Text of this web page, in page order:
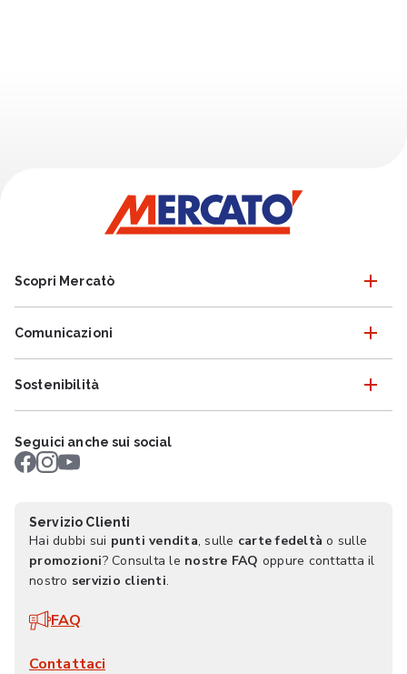
Scopri Mercatò
Comunicazioni
Sostenibilità
Seguici anche sui social
Servizio Clienti
Hai dubbi sui punti vendita, sulle carte fedeltà o sulle
promozioni? Consulta le nostre FAQ oppure conttatta il
nostro servizio clienti.
FAQ
Contattaci